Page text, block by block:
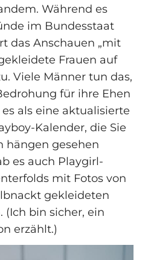
Während es
im Bundesstaat
das Anschauen „mit
Frauen auf
Viele Männer tun das,
für ihre Ehen
als eine aktualisierte
Kalender, die Sie
hängen gesehen
es auch Playgirl-
mit Fotos von
gekleideten
(Ich bin sicher, ein
erzählt.)